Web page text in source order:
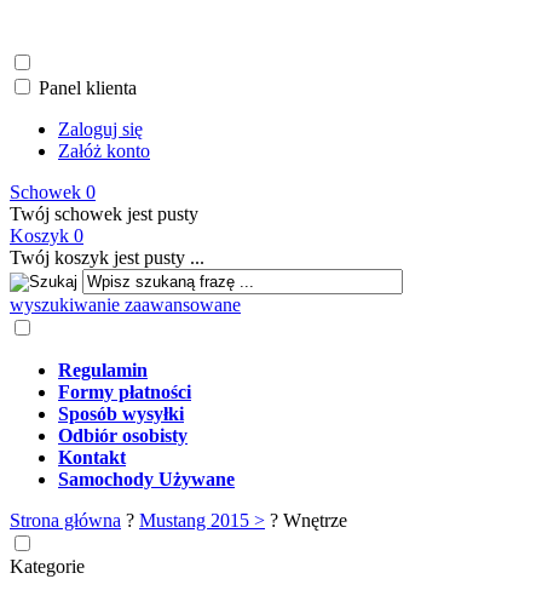
Panel klienta
Zaloguj się
Załóż konto
Schowek 0
Twój schowek jest pusty
Koszyk 0
Twój koszyk jest pusty ...
wyszukiwanie zaawansowane
Regulamin
Formy płatności
Sposób wysyłki
Odbiór osobisty
Kontakt
Samochody Używane
Strona główna ? Mustang 2015 > ? Wnętrze
Kategorie